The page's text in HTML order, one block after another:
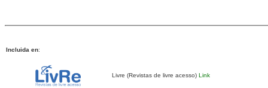
Incluida en:
Livre (Revistas de livre acesso) Link